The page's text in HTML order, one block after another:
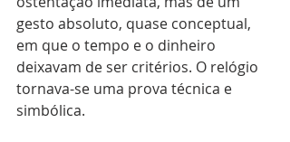
gesto absoluto, quase conceptual,
em que o tempo e o dinheiro
deixavam de ser critérios. O relógio
tornava-se uma prova técnica e
simbólica.